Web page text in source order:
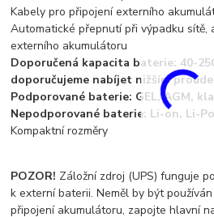
Kabely pro připojení externího
Automatické přepnutí při výpadku sítě,
externího akumulátoru
Doporučená kapacita baterie: 40-
doporučujeme nabíjet nižším
Podporované baterie: GEL, AGM,
Nepodporované baterie: Li-on, Li-
Kompaktní rozměry
POZOR! Záložní zdroj (UPS) funguje
k externí baterii. Neměl by být
připojení akumulátoru, zapojte hlavní